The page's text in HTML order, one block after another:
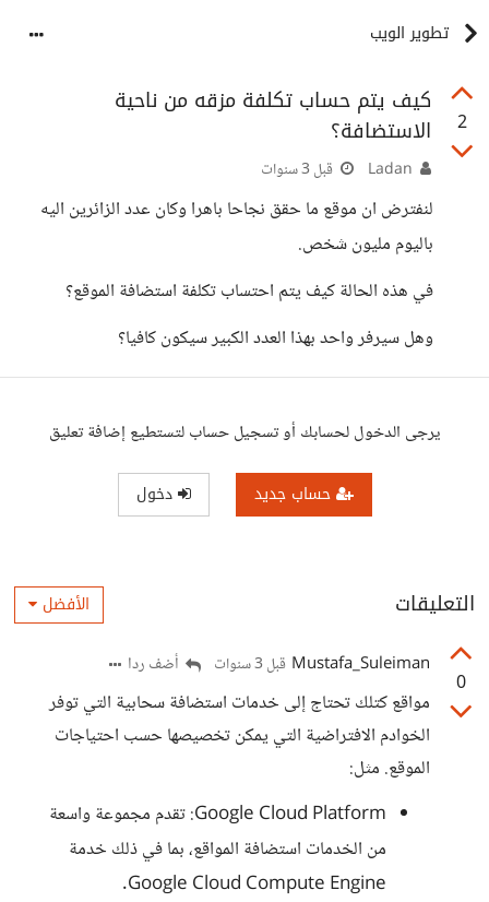
تطوير الويب
2
كيف يتم حساب تكلفة مزقه من ناحية
الاستضافة؟
قبل 3 سنوات
لنفترض ان موقع ما حقق نجاحا باهرا وكان عدد الزائرين اليه
باليوم مليون شخص.
في هذه الحالة كيف يتم احتساب تكلفة استضافة الموقع؟
وهل سيرفر واحد بهذا العدد الكبير سيكون كافيا؟
يرجى الدخول لحسابك أو تسجيل حساب لتستطيع إضافة تعليق
حساب جديد دخول
التعليقات الأفضل
0
Mustafa_Suleiman قبل 3 سنوات أضف ردا
مواقع كتلك تحتاج إلى خدمات استضافة سحابية التي توفر
الخوادم الافتراضية التي يمكن تخصيصها حسب احتياجات
الموقع. مثل:
Google Cloud Platform: تقدم مجموعة واسعة
من الخدمات استضافة المواقع، بما في ذلك خدمة
Google Cloud Compute Engine.